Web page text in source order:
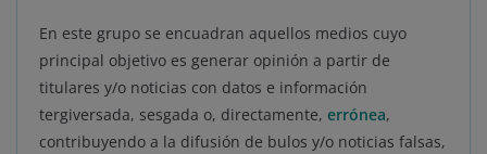
En este grupo se encuadran aquellos medios cuyo
principal objetivo es generar opinión a partir de
titulares y/o noticias con datos e información
tergiversada, sesgada o, directamente, errónea,
contribuyendo a la difusión de bulos y/o noticias falsas,